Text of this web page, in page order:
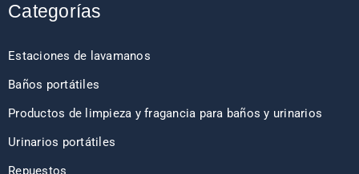
Categorías
Estaciones de lavamanos
Baños portátiles
Productos de limpieza y fragancia para baños y urinarios
Urinarios portátiles
Repuestos